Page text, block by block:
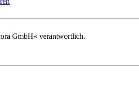
GmbH« verantwortlich.